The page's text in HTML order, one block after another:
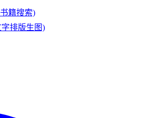
籍搜索)
字排版生图)